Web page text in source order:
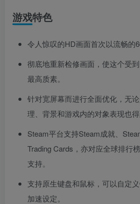
游戏特色
令人惊叹的HD画面首次以流畅的
彻底地重新检修画面，使这个受
最高质素。
针对宽屏幕而进行全面优化，无
理、背景和游戏内的对象表现也得
Steam平台支持Steam成就、
Trading Cards，亦对应全球排行
支持。
支持原生键盘和鼠标，可以自定
加速设定。